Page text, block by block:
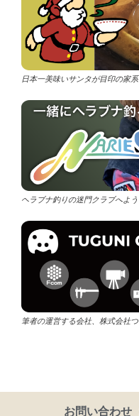
日本一美味いサンタが目印の家
ヘラブナ釣りの迷門クラブへよ
筆者の運営する会社、株式会社
お問い合わせ